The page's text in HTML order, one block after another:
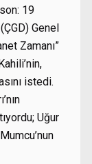
19
Genel
Zamanı”
istedi.
Uğur